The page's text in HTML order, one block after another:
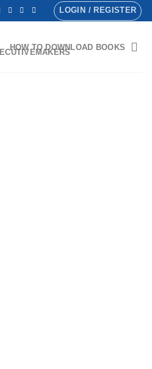
LOGIN / REGISTER
HOW TO DOWNLOAD BOOKS